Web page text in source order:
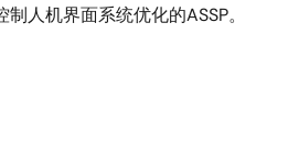
人机界面系统优化的ASSP。